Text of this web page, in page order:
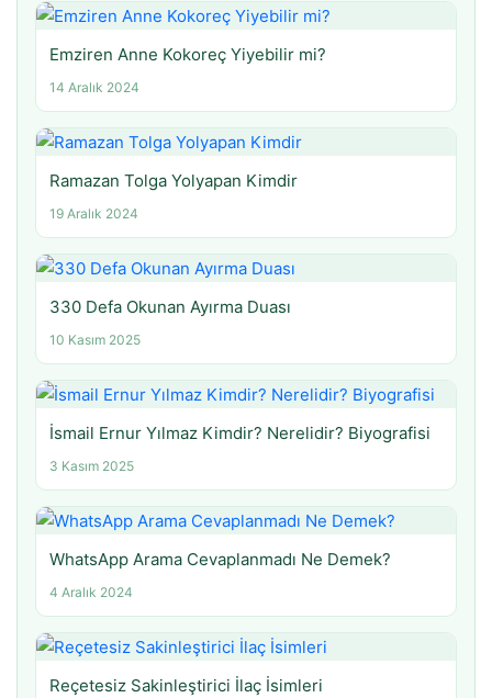
Emziren Anne Kokoreç Yiyebilir mi?
14 Aralık 2024
Ramazan Tolga Yolyapan Kimdir
19 Aralık 2024
330 Defa Okunan Ayırma Duası
10 Kasım 2025
İsmail Ernur Yılmaz Kimdir? Nerelidir? Biyografisi
3 Kasım 2025
WhatsApp Arama Cevaplanmadı Ne Demek?
4 Aralık 2024
Reçetesiz Sakinleştirici İlaç İsimleri